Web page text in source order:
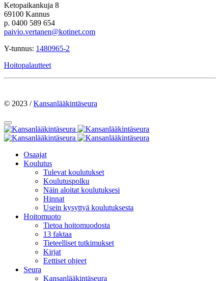
Ketopaikankuja 8
69100 Kannus
p. 0400 589 654
paivio.vertanen@kotinet.com
Y-tunnus: 1480965-2
Hoitopalautteet
© 2023 /Kansanlääkintäseura
Osaajat
Koulutus
Tulevat koulutukset
Koulutuspolku
Näin aloitat koulutuksesi
Hinnat
Usein kysyttyä koulutuksesta
Hoitomuoto
Tietoa hoitomuodosta
13 faktaa
Tieteelliset tutkimukset
Kirjat
Eettiset ohjeet
Seura
Kansanlääkintäseura